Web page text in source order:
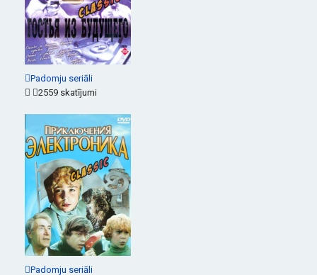
Padomju seriāli
2559 skatījumi
Padomju seriāli